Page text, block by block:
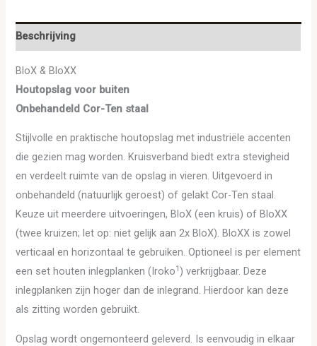
Beschrijving
BloX & BloXX
Houtopslag voor buiten
Onbehandeld Cor-Ten staal
Stijlvolle en praktische houtopslag met industriële accenten
die gezien mag worden. Kruisverband biedt extra stevigheid
en verdeelt ruimte van de opslag in vieren. Uitgevoerd in
onbehandeld (natuurlijk geroest) of gelakt Cor-Ten staal.
Keuze uit meerdere uitvoeringen, BloX (een kruis) of BloXX
(twee kruizen; let op: niet gelijk aan 2x BloX). BloXX is zowel
verticaal en horizontaal te gebruiken. Optioneel is per element
een set houten inlegplanken (Iroko1) verkrijgbaar. Deze
inlegplanken zijn hoger dan de inlegrand. Hierdoor kan deze
als zitting worden gebruikt.
Opslag wordt ongemonteerd geleverd. Is eenvoudig in elkaar